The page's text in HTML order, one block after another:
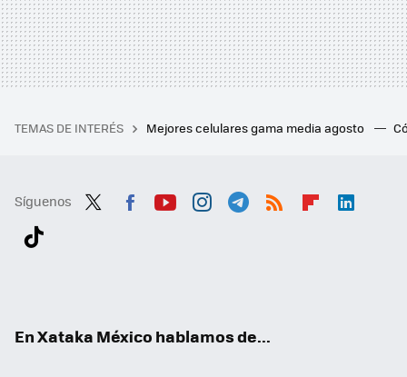
TEMAS DE INTERÉS Mejores celulares gama media agosto
Síguenos
En Xataka México hablamos de...